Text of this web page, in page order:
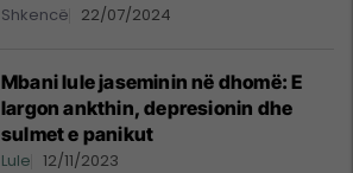
Shkencë 22/07/2024
Mbani lule jaseminin në dhomë: E
largon ankthin, depresionin dhe
sulmet e panikut
Lule 12/11/2023